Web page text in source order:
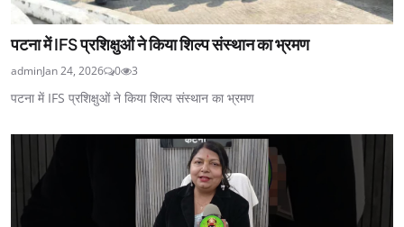
पटना में IFS प्रशिक्षुओं ने किया शिल्प संस्थान का भ्रमण
adminJan 24, 2026 0 3
पटना में IFS प्रशिक्षुओं ने किया शिल्प संस्थान का भ्रमण